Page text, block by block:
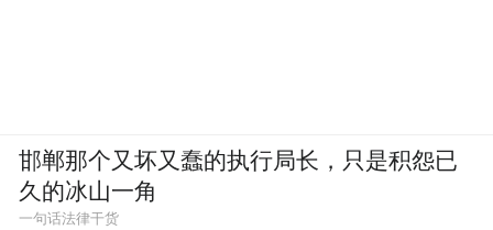
邯郸那个又坏又蠢的执行局长，只是积怨已
久的冰山一角
一句话法律干货